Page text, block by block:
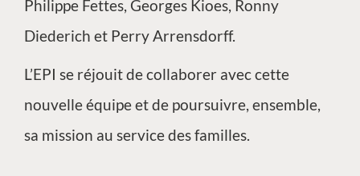
Philippe Fettes, Georges Kioes, Ronny
Diederich et Perry Arrensdorff.
L’EPI se réjouit de collaborer avec cette
nouvelle équipe et de poursuivre, ensemble,
sa mission au service des familles.